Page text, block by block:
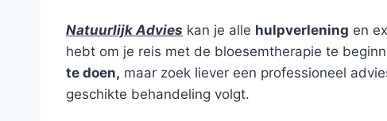
Natuurlijk Advies kan je alle hulpverlening en
hebt om je reis met de bloesemtherapie te
te doen, maar zoek liever een professioneel
geschikte behandeling volgt.